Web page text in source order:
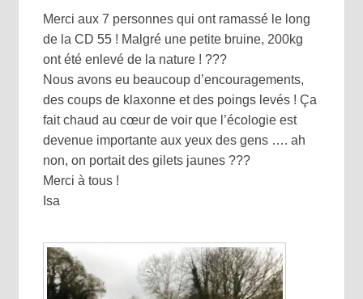
Merci aux 7 personnes qui ont ramassé le long
de la CD 55 ! Malgré une petite bruine, 200kg
ont été enlevé de la nature !???
Nous avons eu beaucoup d’encouragements,
des coups de klaxonne et des poings levés ! Ça
fait chaud au cœur de voir que l’écologie est
devenue importante aux yeux des gens …. ah
non, on portait des gilets jaunes???
Merci à tous !
Isa